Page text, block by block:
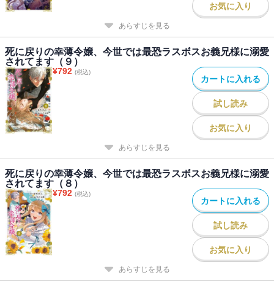
お気に入り
あらすじを見る
死に戻りの幸薄令嬢、今世では最恐ラスボスお義兄様に溺愛
されてます（９）
¥792 (税込)
カートに入れる
試し読み
お気に入り
あらすじを見る
死に戻りの幸薄令嬢、今世では最恐ラスボスお義兄様に溺愛
されてます（８）
¥792 (税込)
カートに入れる
試し読み
お気に入り
あらすじを見る